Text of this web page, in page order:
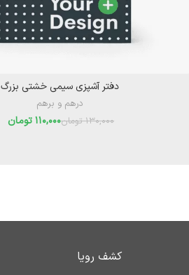
دفتر آشپزی سیمی خشتی بزرگ
درهم و برهم
130,000 تومان110,000تومان
کشف رویا